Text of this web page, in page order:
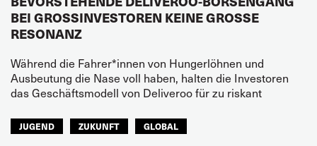
BEI GROSSINVESTOREN KEINE GROSSE RE
SONANZ
Während die Fahrer*innen von Hungerlöhnen und
Ausbeutung die Nase voll haben, halten die Investoren
das Geschäftsmodell von Deliveroo für zu riskant
JUGEND ZUKUNFT GLOBAL